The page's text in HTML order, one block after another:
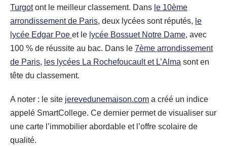
Turgotont le meilleur classement. Dans le 10ème
arrondissement de Paris, deux lycées sont réputés, le
lycée Edgar Poe et le lycée Bossuet Notre Dame, avec
100 % de réussite au bac. Dans le 7ème arrondissement
de Paris, les lycées La Rochefoucault et L’Alma sont en
tête du classement.
A noter : le site jerevedunemaison.com a créé un indice
appelé SmartCollege. Ce dernier permet de visualiser sur
une carte l’immobilier abordable et l’offre scolaire de
qualité.